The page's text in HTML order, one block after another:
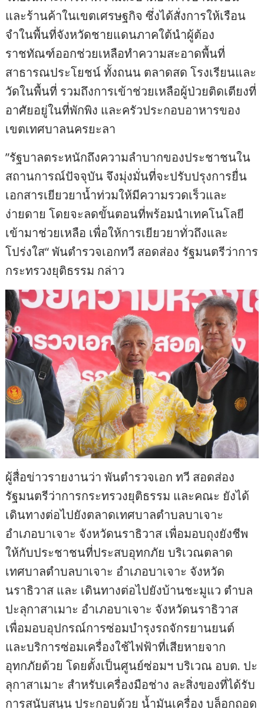
และร้านค้าในเขตเศรษฐกิจ ซึ่งได้สั่งการให้เรือน
จำในพื้นที่จังหวัดชายแดนภาคใต้นำผู้ต้อง
ราชทัณฑ์ออกช่วยเหลือทำความสะอาดพื้นที่
สาธารณประโยชน์ ทั้งถนน ตลาดสด โรงเรียนและ
วัดในพื้นที่ รวมถึงการเข้าช่วยเหลือผู้ป่วยติดเตียงที่
อาศัยอยู่ในที่พักพิง และครัวประกอบอาหารของ
เขตเทศบาลนครยะลา
”รัฐบาลตระหนักถึงความลำบากของประชาชนใน
สถานการณ์ปัจจุบัน จึงมุ่งมั่นที่จะปรับปรุงการยื่น
เอกสารเยียวยาน้ำท่วมให้มีความรวดเร็วและ
ง่ายดาย โดยจะลดขั้นตอนที่พร้อมนำเทคโนโลยี
เข้ามาช่วยเหลือ เพื่อให้การเยียวยาทั่วถึงและ
โปร่งใส“ พันตำรวจเอกทวี สอดส่อง รัฐมนตรีว่าการ
กระทรวงยุติธรรม กล่าว
ผู้สื่อข่าวรายงานว่า พันตำรวจเอก ทวี สอดส่อง
รัฐมนตรีว่าการกระทรวงยุติธรรม และคณะ ยังได้
เดินทางต่อไปยังตลาดเทศบาลตำบลบาเจาะ
อำเภอบาเจาะ จังหวัดนราธิวาส เพื่อมอบถุงยังชีพ
ให้กับประชาชนที่ประสบอุทกภัย บริเวณตลาด
เทศบาลตำบลบาเจาะ อำเภอบาเจาะ จังหวัด
นราธิวาส และ เดินทางต่อไปยังบ้านชะมูแว ตำบล
ปะลุกาสาเมาะ อำเภอบาเจาะ จังหวัดนราธิวาส
เพื่อมอบอุปกรณ์การซ่อมบำรุงรถจักรยานยนต์
และบริการซ่อมเครื่องใช้ไฟฟ้าที่เสียหายจาก
อุทกภัยด้วย โดยตั้งเป็นศูนย์ซ่อมฯ บริเวณ อบต. ปะ
ลุกาสาเมาะ สำหรับเครื่องมือช่าง ละสิ่งของที่ได้รับ
การสนับสนุน ประกอบด้วย น้ำมันเครื่อง บล็อกถอด